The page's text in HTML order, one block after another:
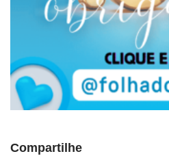
Compartilhe